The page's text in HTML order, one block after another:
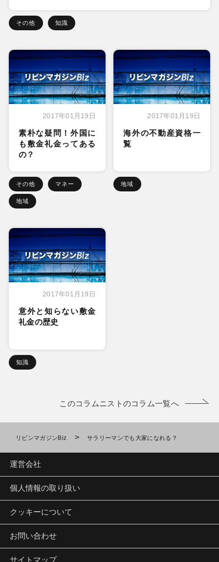
その他 知識
2017年01月19日
素朴な疑問！外国に
も敷金礼金ってある
の？
その他 マネー
地域
2017年01月19日
海外の不動産資格一
覧
地域
2017年01月19日
意外と知らない敷金
礼金の歴史
知識
このコラムニストのコラム一覧へ
リビンマガジンBiz > サラリーマンでも大家になれる？
運営会社
個人情報の取り扱い
クッキーについて
お問い合わせ
サイトマップ